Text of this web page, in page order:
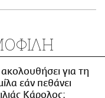
για τη
εάν πεθάνει
Κάρολος;